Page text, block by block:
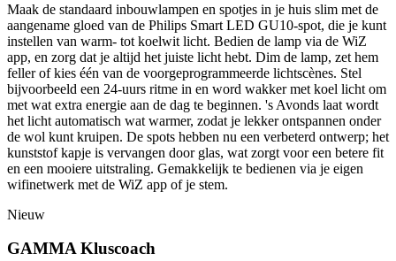
Maak de standaard inbouwlampen en spotjes in je huis slim met de
aangename gloed van de Philips Smart LED GU10-spot, die je kunt
instellen van warm- tot koelwit licht. Bedien de lamp via de WiZ
app, en zorg dat je altijd het juiste licht hebt. Dim de lamp, zet hem
feller of kies één van de voorgeprogrammeerde lichtscènes. Stel
bijvoorbeeld een 24-uurs ritme in en word wakker met koel licht om
met wat extra energie aan de dag te beginnen. 's Avonds laat wordt
het licht automatisch wat warmer, zodat je lekker ontspannen onder
de wol kunt kruipen. De spots hebben nu een verbeterd ontwerp; het
kunststof kapje is vervangen door glas, wat zorgt voor een betere fit
en een mooiere uitstraling. Gemakkelijk te bedienen via je eigen
wifinetwerk met de WiZ app of je stem.
Nieuw
GAMMA Kluscoach